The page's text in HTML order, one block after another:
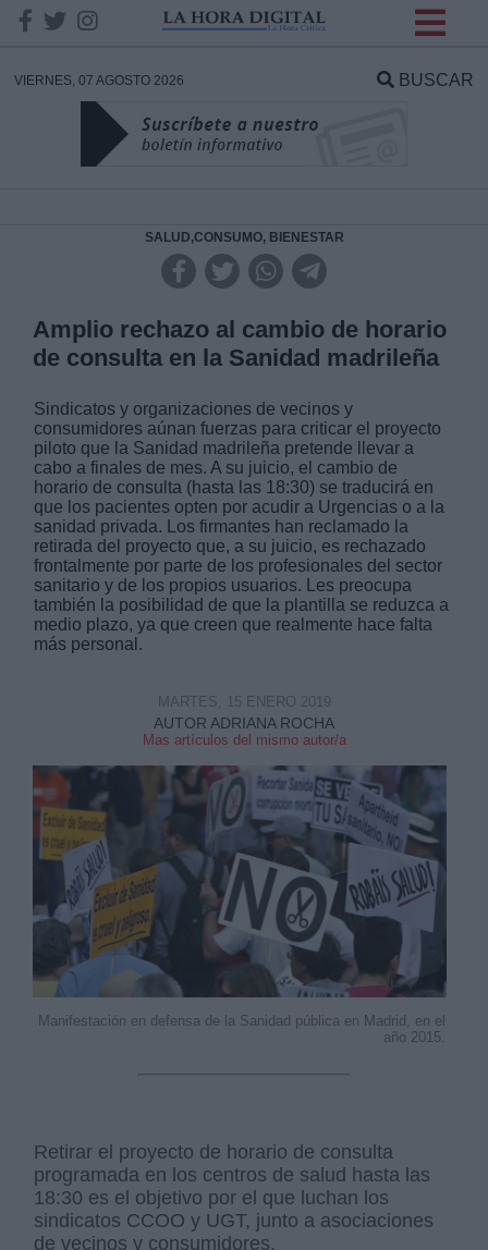
VIERNES, 07 AGOSTO 2026 BUSCAR
SALUD,CONSUMO, BIENESTAR
Amplio rechazo al cambio de horario
de consulta en la Sanidad madrileña
Sindicatos y organizaciones de vecinos y
consumidores aúnan fuerzas para criticar el proyecto
piloto que la Sanidad madrileña pretende llevar a
cabo a finales de mes. A su juicio, el cambio de
horario de consulta (hasta las 18:30) se traducirá en
que los pacientes opten por acudir a Urgencias o a la
sanidad privada. Los firmantes han reclamado la
retirada del proyecto que, a su juicio, es rechazado
frontalmente por parte de los profesionales del sector
sanitario y de los propios usuarios. Les preocupa
también la posibilidad de que la plantilla se reduzca a
medio plazo, ya que creen que realmente hace falta
más personal.
AUTOR ADRIANA ROCHA
Mas artículos del mismo autor/a
MARTES, 15 ENERO 2019
Manifestación en defensa de la Sanidad pública en Madrid, en el
año 2015.
Retirar el proyecto de horario de consulta
programada en los centros de salud hasta las
18:30 es el objetivo por el que luchan los
sindicatos CCOO y UGT, junto a asociaciones
de vecinos y consumidores.
DATOS
Responsable:
Destinatarios:
Derechos:
Información adicional